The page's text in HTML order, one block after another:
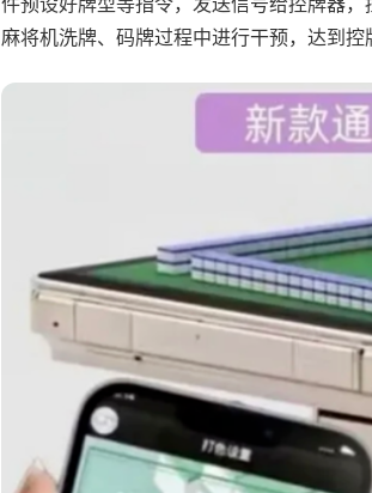
麻将机洗牌、码牌过程中进行干预，达到控